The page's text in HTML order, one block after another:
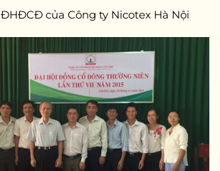
của Công ty Nicotex Hà Nội